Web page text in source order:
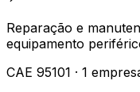
Reparação e
equipamento
CAE 95101 · 1